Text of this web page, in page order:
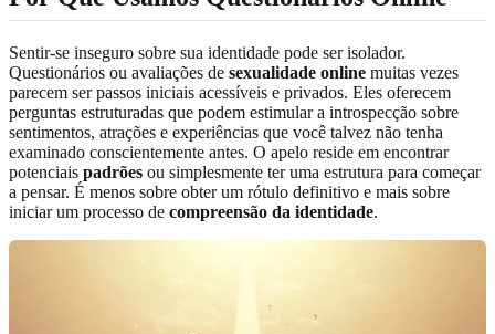
Sentir-se inseguro sobre sua identidade pode ser isolador.
Questionários ou avaliações de sexualidade online muitas vezes
parecem ser passos iniciais acessíveis e privados. Eles oferecem
perguntas estruturadas que podem estimular a introspecção sobre
sentimentos, atrações e experiências que você talvez não tenha
examinado conscientemente antes. O apelo reside em encontrar
potenciais padrões ou simplesmente ter uma estrutura para começar
a pensar. É menos sobre obter um rótulo definitivo e mais sobre
iniciar um processo de compreensão da identidade.